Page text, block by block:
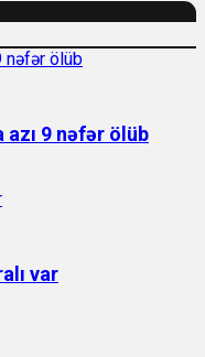
9 nəfər ölüb
var